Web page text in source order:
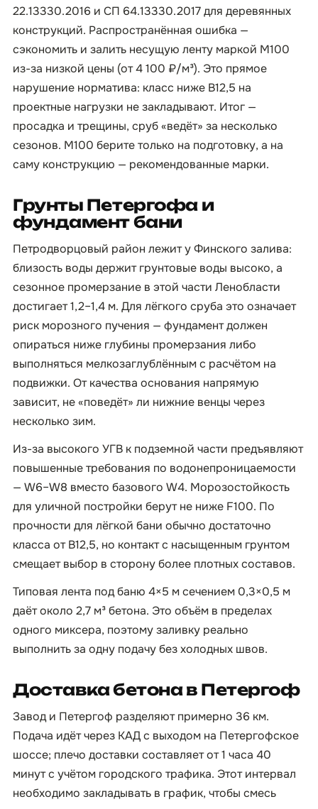
22.13330.2016 и СП 64.13330.2017 для деревянных
конструкций. Распространённая ошибка —
сэкономить и залить несущую ленту маркой М100
из-за низкой цены (от 4 100 ₽/м³). Это прямое
нарушение норматива: класс ниже B12,5 на
проектные нагрузки не закладывают. Итог —
просадка и трещины, сруб «ведёт» за несколько
сезонов. М100 берите только на подготовку, а на
саму конструкцию — рекомендованные марки.
Грунты Петергофа и
фундамент бани
Петродворцовый район лежит у Финского залива:
близость воды держит грунтовые воды высоко, а
сезонное промерзание в этой части Ленобласти
достигает 1,2–1,4 м. Для лёгкого сруба это означает
риск морозного пучения — фундамент должен
опираться ниже глубины промерзания либо
выполняться мелкозаглублённым с расчётом на
подвижки. От качества основания напрямую
зависит, не «поведёт» ли нижние венцы через
несколько зим.
Из-за высокого УГВ к подземной части предъявляют
повышенные требования по водонепроницаемости
— W6–W8 вместо базового W4. Морозостойкость
для уличной постройки берут не ниже F100. По
прочности для лёгкой бани обычно достаточно
класса от B12,5, но контакт с насыщенным грунтом
смещает выбор в сторону более плотных составов.
Типовая лента под баню 4×5 м сечением 0,3×0,5 м
даёт около 2,7 м³ бетона. Это объём в пределах
одного миксера, поэтому заливку реально
выполнить за одну подачу без холодных швов.
Доставка бетона в Петергоф
Завод и Петергоф разделяют примерно 36 км.
Подача идёт через КАД с выходом на Петергофское
шоссе; плечо доставки составляет от 1 часа 40
минут с учётом городского трафика. Этот интервал
необходимо закладывать в график, чтобы смесь